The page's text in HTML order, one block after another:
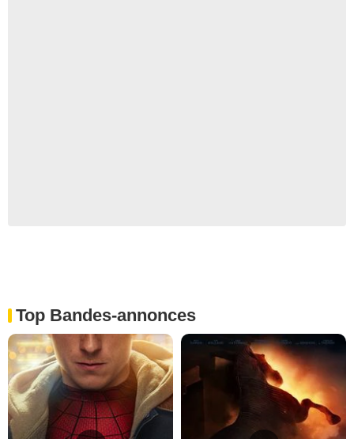
Top Bandes-annonces